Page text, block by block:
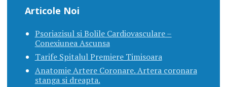
Articole Noi
Psoriazisul si Bolile Cardiovasculare –
Conexiunea Ascunsa
Tarife Spitalul Premiere Timisoara
Anatomie Artere Coronare. Artera coronara
stanga si dreapta.